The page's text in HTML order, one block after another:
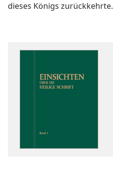
dieses Königs zurückkehrte.